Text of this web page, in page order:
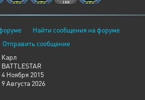
Найти сообщения на форуме
Отправить сообщение
Карл
BATTLESTAR
4 Ноября 2015
9 Августа 2026